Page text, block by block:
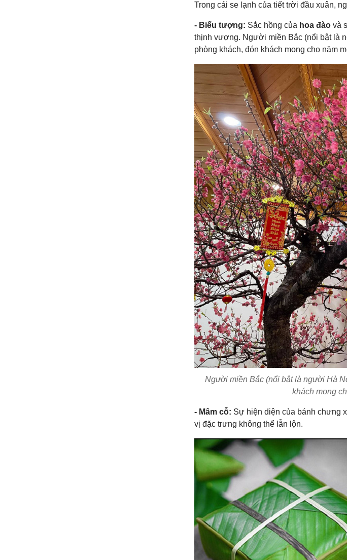
Trong cái se lạnh của tiết trời đầu xuân,
- Biểu tượng: Sắc hồng của hoa đàovà
thịnh vượng. Người miền Bắc (nổi bật là
phòng khách, đón khách mong cho năm
Người miền Bắc (nổi bật là người Hà
khách mong
- Mâm cỗ: Sự hiện diện của bánh chưng
vị đặc trưng không thể lẫn lộn.